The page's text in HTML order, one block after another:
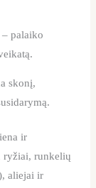
– palaiko
skonį,
ir
ryžiai, runkelių
aliejai ir